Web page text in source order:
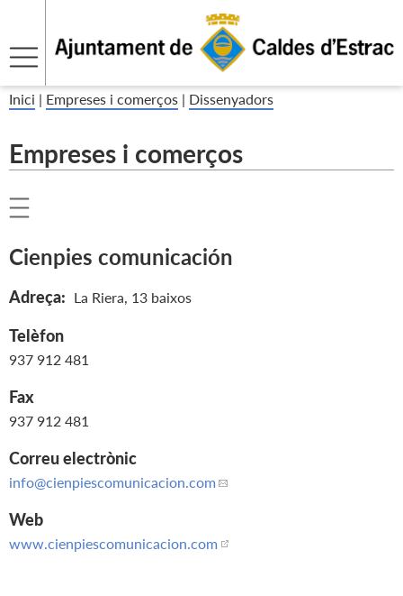
Inici | Empreses i comerços | Dissenyadors
Empreses i comerços
Cienpies comunicación
Adreça: La Riera, 13 baixos
Telèfon
937 912 481
Fax
937 912 481
Correu electrònic
info@cienpiescomunicacion.com
Web
www.cienpiescomunicacion.com